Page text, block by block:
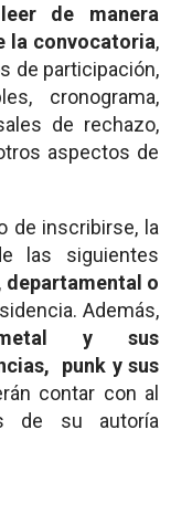
leer de manera
la convocatoria,
de participación,
cronograma,
de rechazo,
aspectos de
de inscribirse, la
las siguientes
o
Además,
y sus
punk y sus
contar con al
de su autoría